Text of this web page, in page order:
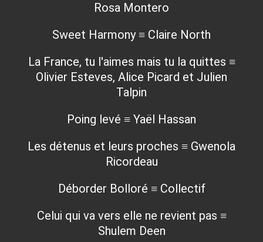
Rosa Montero
Sweet Harmony ≡ Claire North
La France, tu l'aimes mais tu la quittes ≡
Olivier Esteves, Alice Picard et Julien
Talpin
Poing levé ≡ Yaël Hassan
Les détenus et leurs proches ≡ Gwenola
Ricordeau
Déborder Bolloré ≡ Collectif
Celui qui va vers elle ne revient pas ≡
Shulem Deen